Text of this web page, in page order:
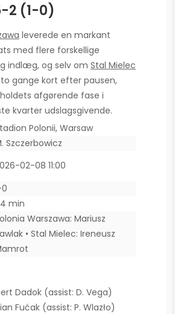
2 (1-0)
leverede en markant
med flere forskellige
indlæg, og selv om Stal Mielec
gange kort efter pausen,
afgørende fase i
kvarter udslagsgivende.
Polonii, Warsaw
Szczerbowicz
02-08 11:00
0
min
Warszawa: Mariusz
• Stal Mielec: Ireneusz
Dadok (assist: D. Vega)
Fućak (assist: P. Wlazło)